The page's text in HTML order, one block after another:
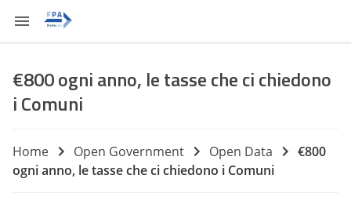
€800 ogni anno, le tasse che ci chiedono
i Comuni
Home Open Government Open Data
€800
ogni anno, le tasse che ci chiedono i Comuni